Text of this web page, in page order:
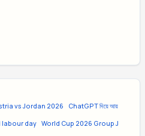
vs Jordan 2026 ChatGPT দিয়ে আয়
labour day World Cup 2026 Group J